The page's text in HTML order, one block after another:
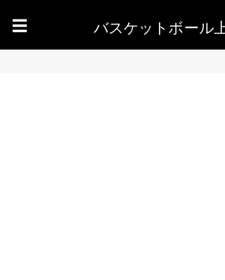
☰ バスケットボール